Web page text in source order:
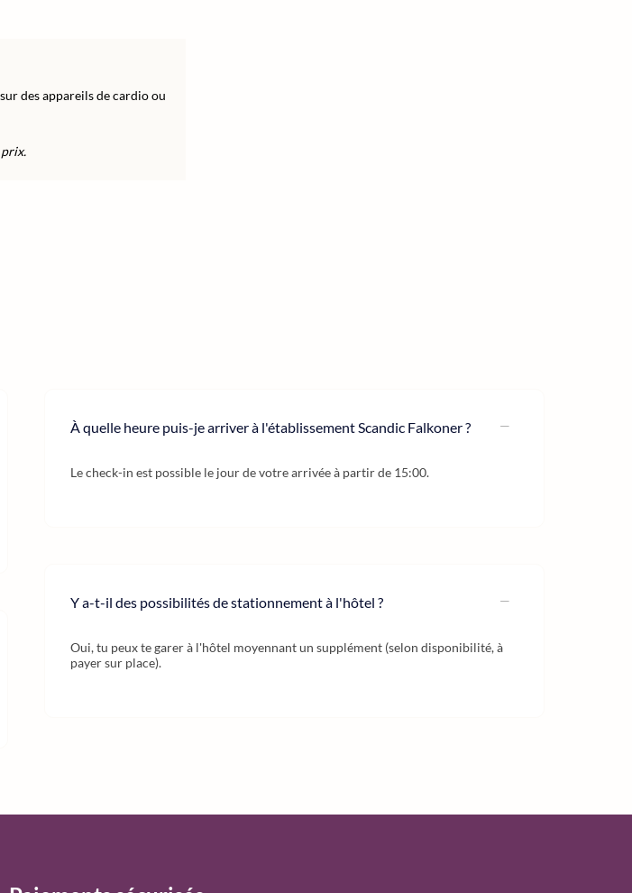
des appareils de cardio ou
prix.
À quelle heure puis-je arriver à l'établissement Scandic Falkoner ?
Le check-in est possible le jour de votre arrivée à partir de 15:00.
Y a-t-il des possibilités de stationnement à l'hôtel ?
Oui, tu peux te garer à l'hôtel moyennant un supplément (selon disponibilité, à
payer sur place).